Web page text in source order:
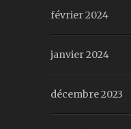
février 2024
janvier 2024
décembre 2023